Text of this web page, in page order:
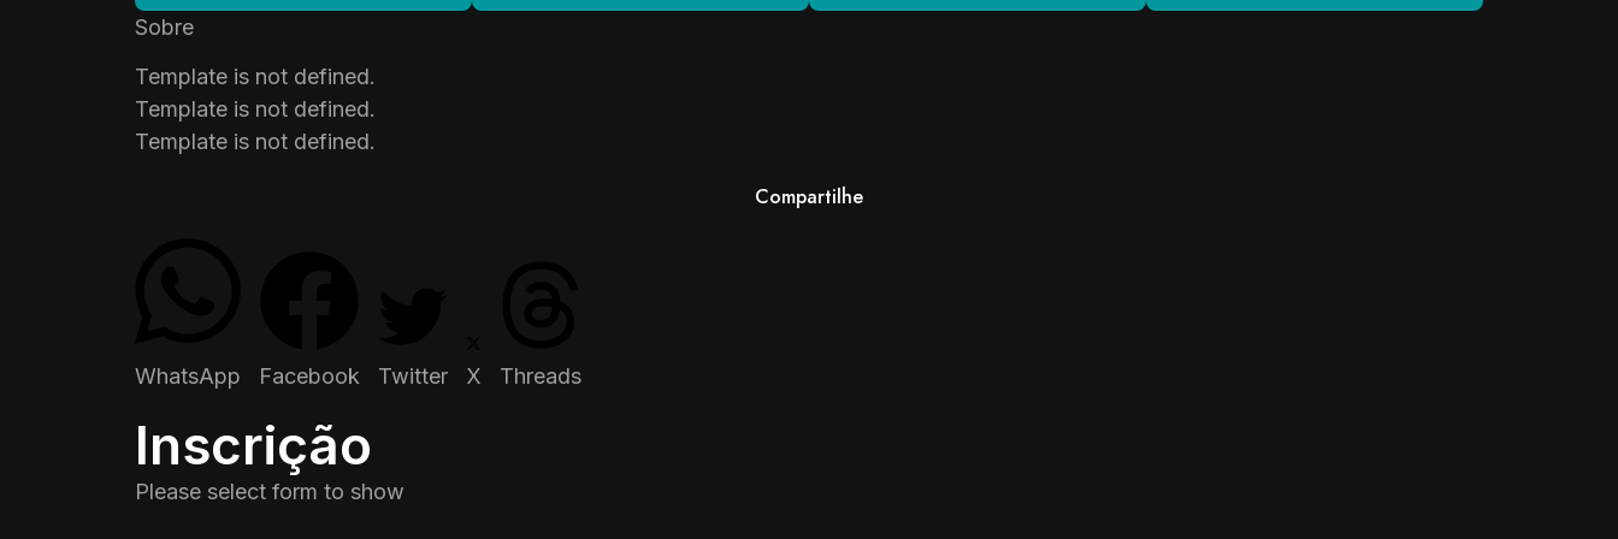
Sobre
Template is not defined.
Template is not defined.
Template is not defined.
Compartilhe
WhatsApp Facebook Twitter X Threads
Inscrição
Please select form to show